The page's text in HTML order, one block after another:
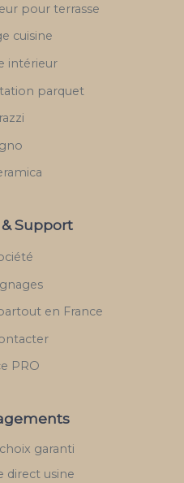
pour terrasse
cuisine
intérieur
parquet
Support
en France
PRO
garanti
direct usine